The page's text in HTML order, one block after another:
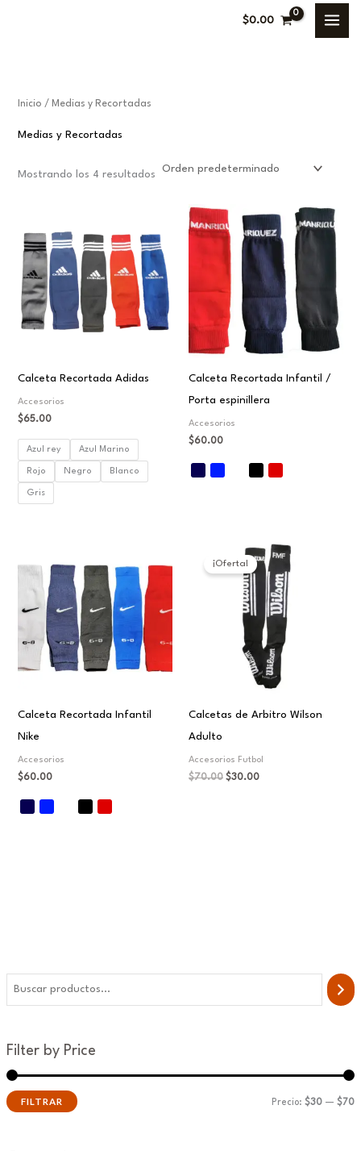
$0.00
Filter by Price
FILTRAR Precio:$30 —$70
Inicio / Medias y Recortadas
Medias y Recortadas
Mostrando los 4 resultados
Calceta Recortada Adidas
Accesorios
$65.00
Azul rey Azul Marino
Rojo Negro Blanco
Gris
Calceta Recortada Infantil /
Porta espinillera
Accesorios
$60.00
Calceta Recortada Infantil
Nike
Accesorios
$60.00
¡Oferta!
Calcetas de Arbitro Wilson
Adulto
Accesorios Futbol
$70.00
precio
original
era:
$70.00.
$30.00
precio
actual
es:
$30.00.